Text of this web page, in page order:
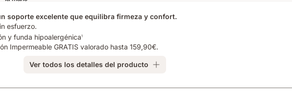
soporte excelente que equilibra firmeza y confort.
esfuerzo.
y funda hipoalergénica1
Impermeable GRATIS valorado hasta 159,90€.
Ver todos los detalles del producto